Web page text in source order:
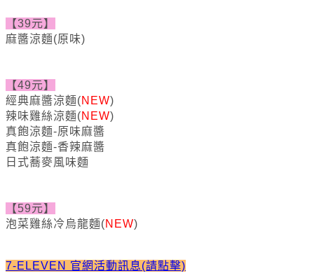
【39元】
麻醬涼麵(原味)
【49元】
經典麻醬涼麵(NEW)
辣味雞絲涼麵(NEW)
真飽涼麵-原味麻醬
真飽涼麵-香辣麻醬
日式蕎麥風味麵
【59元】
泡菜雞絲冷烏龍麵(NEW)
7-ELEVEN 官網活動訊息(請點擊)